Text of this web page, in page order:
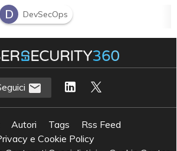
D DevSecOps
Autori Tags
Rss Feed
e Cookie Policy